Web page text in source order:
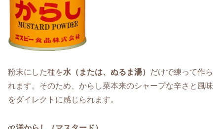
粉末にした種を水（または、ぬるま湯） だけで練って作ら
れます。そのため、からし菜本来のシャープな辛さと風味
をダイレクトに感じられます。